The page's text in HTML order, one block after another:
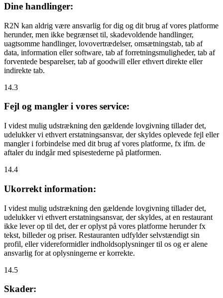
Dine handlinger:
R2N kan aldrig være ansvarlig for dig og dit brug af vores platforme
herunder, men ikke begrænset til, skadevoldende handlinger,
uagtsomme handlinger, lovovertrædelser, omsætningstab, tab af
data, information eller software, tab af forretningsmuligheder, tab af
forventede besparelser, tab af goodwill eller ethvert direkte eller
indirekte tab.
14.3
Fejl og mangler i vores service:
I videst mulig udstrækning den gældende lovgivning tillader det,
udelukker vi ethvert erstatningsansvar, der skyldes oplevede fejl eller
mangler i forbindelse med dit brug af vores platforme, fx ifm. de
aftaler du indgår med spisestederne på platformen.
14.4
Ukorrekt information:
I videst mulig udstrækning den gældende lovgivning tillader det,
udelukker vi ethvert erstatningsansvar, der skyldes, at en restaurant
ikke lever op til det, der er oplyst på vores platforme herunder fx
tekst, billeder og priser. Restauranten udfylder selvstændigt sin
profil, eller videreformidler indholdsoplysninger til os og er alene
ansvarlig for at oplysningerne er korrekte.
14.5
Skader: